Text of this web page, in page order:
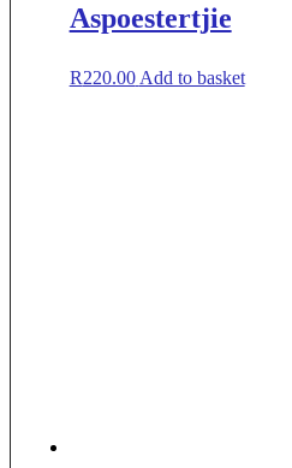
Aspoestertjie
R220.00 Add to basket